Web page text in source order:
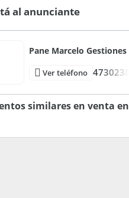
Standard
al anunciante
Pane Marcelo
Ver teléfono 4730238
similares en venta